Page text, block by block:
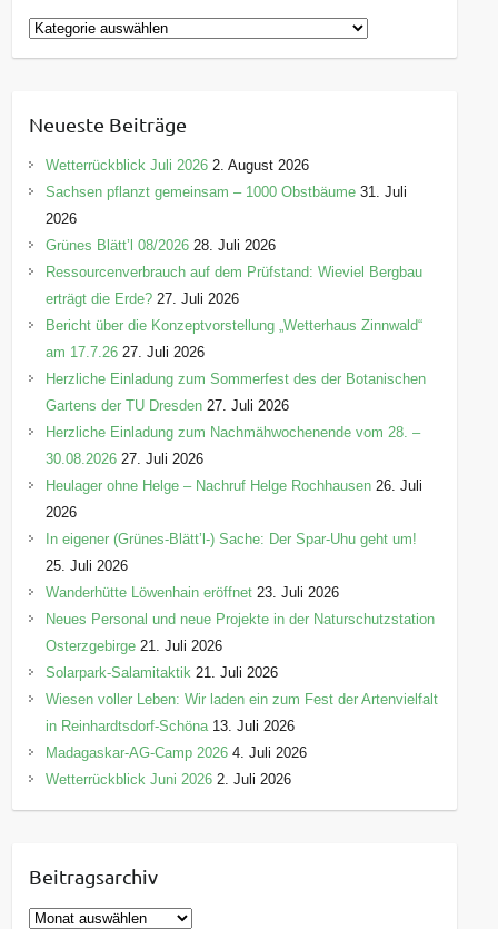
K
a
g
o
r
e
n
Neueste Beiträge
Wetterrückblick Juli 2026 2. August 2026
Sachsen pflanzt gemeinsam – 1000 Obstbäume 31. Juli
2026
Grünes Blätt’l 08/2026 28. Juli 2026
Ressourcenverbrauch auf dem Prüfstand: Wieviel Bergbau
erträgt die Erde? 27. Juli 2026
Bericht über die Konzeptvorstellung „Wetterhaus Zinnwald“
am 17.7.26 27. Juli 2026
Herzliche Einladung zum Sommerfest des der Botanischen
Gartens der TU Dresden 27. Juli 2026
Herzliche Einladung zum Nachmähwochenende vom 28. –
30.08.2026 27. Juli 2026
Heulager ohne Helge – Nachruf Helge Rochhausen 26. Juli
2026
In eigener (Grünes-Blätt’l-) Sache: Der Spar-Uhu geht um!
25. Juli 2026
Wanderhütte Löwenhain eröffnet 23. Juli 2026
Neues Personal und neue Projekte in der Naturschutzstation
Osterzgebirge 21. Juli 2026
Solarpark-Salamitaktik 21. Juli 2026
Wiesen voller Leben: Wir laden ein zum Fest der Artenvielfalt
in Reinhardtsdorf-Schöna 13. Juli 2026
Madagaskar-AG-Camp 2026 4. Juli 2026
Wetterrückblick Juni 2026 2. Juli 2026
Beitragsarchiv
B